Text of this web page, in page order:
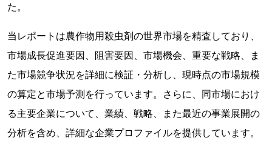
た。
当レポートは農作物用殺虫剤の世界市場を精査しており、
市場成長促進要因、阻害要因、市場機会、重要な戦略、ま
た市場競争状況を詳細に検証・分析し、現時点の市場規模
の算定と市場予測を行っています。さらに、同市場におけ
る主要企業について、業績、戦略、また最近の事業展開の
分析を含め、詳細な企業プロファイルを提供しています。